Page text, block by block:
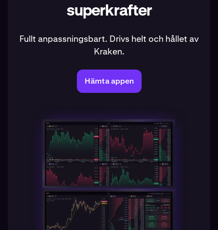
superkrafter
Fullt anpassningsbart. Drivs helt och hållet av
Kraken.
Hämta appen